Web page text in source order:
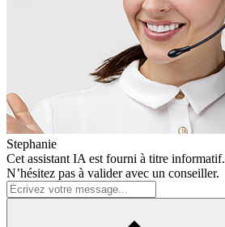
Stephanie
Cet assistant IA est fourni à titre informatif.
N’hésitez pas à valider avec un conseiller.